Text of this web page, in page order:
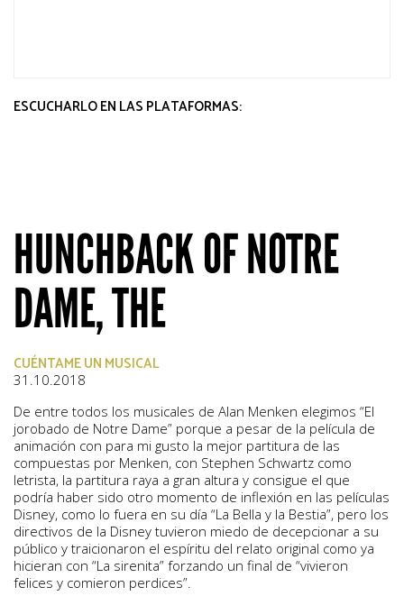
ESCUCHARLO EN LAS PLATAFORMAS:
HUNCHBACK OF NOTRE
DAME, THE
CUÉNTAME UN MUSICAL
31.10.2018
De entre todos los musicales de Alan Menken elegimos “El
jorobado de Notre Dame” porque a pesar de la película de
animación con para mi gusto la mejor partitura de las
compuestas por Menken, con Stephen Schwartz como
letrista, la partitura raya a gran altura y consigue el que
podría haber sido otro momento de inflexión en las películas
Disney, como lo fuera en su día “La Bella y la Bestia”, pero los
directivos de la Disney tuvieron miedo de decepcionar a su
público y traicionaron el espíritu del relato original como ya
hicieran con “La sirenita” forzando un final de “vivieron
felices y comieron perdices”.